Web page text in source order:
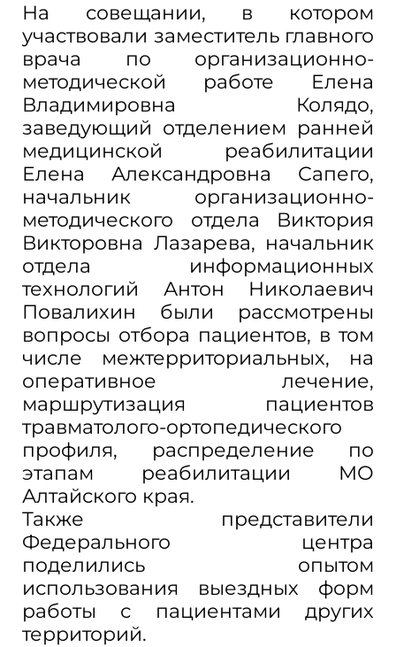
На совещании, в котором
участвовали заместитель главного
врача по организационно-
методической работе Елена
Владимировна Колядо,
заведующий отделением ранней
медицинской реабилитации
Елена Александровна Сапего,
начальник организационно-
методического отдела Виктория
Викторовна Лазарева, начальник
отдела информационных
технологий Антон Николаевич
Повалихин были рассмотрены
вопросы отбора пациентов, в том
числе межтерриториальных, на
оперативное лечение,
маршрутизация пациентов
травматолого-ортопедического
профиля, распределение по
этапам реабилитации МО
Алтайского края.
Также представители
Федерального центра
поделились опытом
использования выездных форм
работы с пациентами других
территорий.